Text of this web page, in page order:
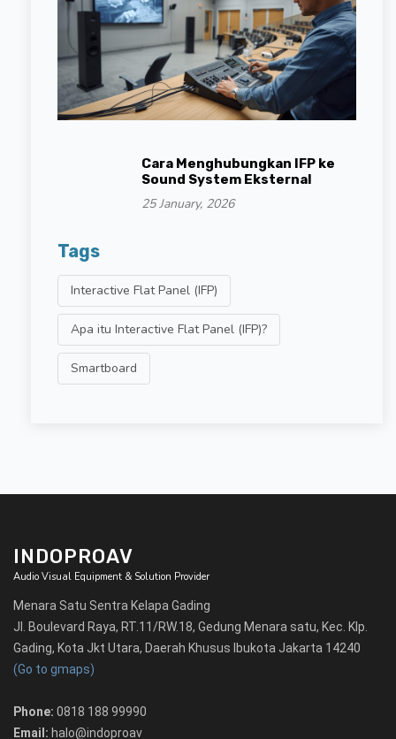
Cara Menghubungkan IFP ke
Sound System Eksternal
25 January, 2026
Tags
Interactive Flat Panel (IFP)
Apa itu Interactive Flat Panel (IFP)?
Smartboard
INDOPROAV
Audio Visual Equipment & Solution Provider
Menara Satu Sentra Kelapa Gading
Jl. Boulevard Raya, RT.11/RW.18, Gedung Menara satu, Kec. Klp.
Gading, Kota Jkt Utara, Daerah Khusus Ibukota Jakarta 14240
(Go to gmaps)
Phone: 0818 188 99990
Email: halo@indoproav